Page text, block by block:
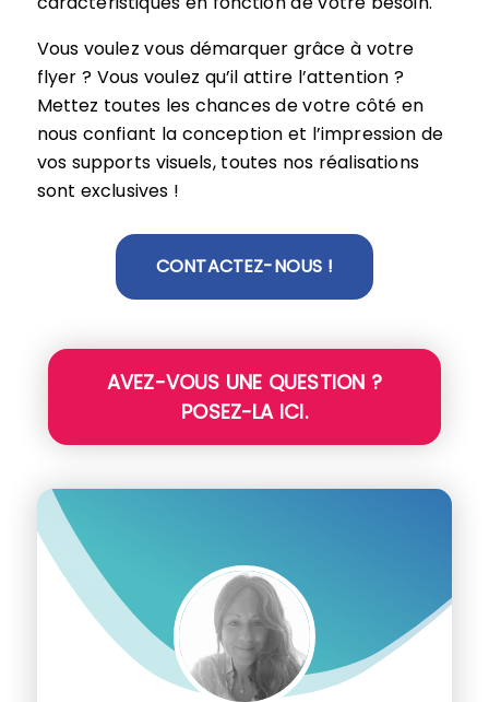
Vous voulez vous démarquer grâce à votre
flyer ? Vous voulez qu’il attire l’attention ?
Mettez toutes les chances de votre côté en
nous confiant la conception et l’impression de
vos supports visuels, toutes nos réalisations
sont exclusives !
CONTACTEZ-NOUS !
AVEZ-VOUS UNE QUESTION ?
POSEZ-LA ICI.